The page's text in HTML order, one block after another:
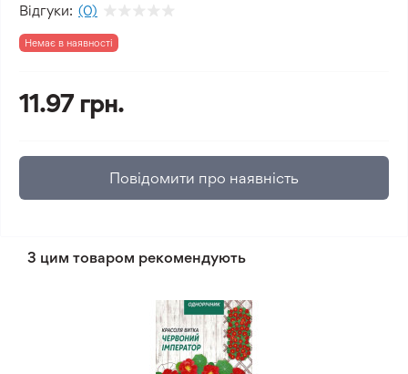
Відгуки: (0)
Немає в наявності
11.97 грн.
Повідомити про наявність
З цим товаром рекомендують